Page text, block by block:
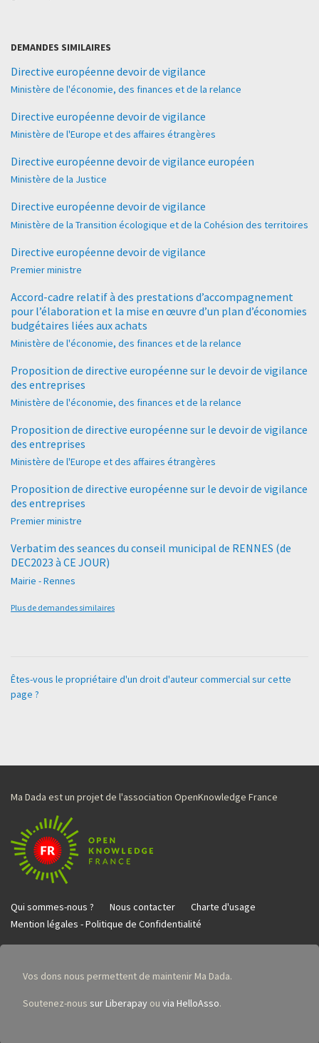
DEMANDES SIMILAIRES
Directive européenne devoir de vigilance
Ministère de l'économie, des finances et de la relance
Directive européenne devoir de vigilance
Ministère de l'Europe et des affaires étrangères
Directive européenne devoir de vigilance européen
Ministère de la Justice
Directive européenne devoir de vigilance
Ministère de la Transition écologique et de la Cohésion des territoires
Directive européenne devoir de vigilance
Premier ministre
Accord-cadre relatif à des prestations d’accompagnement
pour l’élaboration et la mise en œuvre d’un plan d’économies
budgétaires liées aux achats
Ministère de l'économie, des finances et de la relance
Proposition de directive européenne sur le devoir de vigilance
des entreprises
Ministère de l'économie, des finances et de la relance
Proposition de directive européenne sur le devoir de vigilance
des entreprises
Ministère de l'Europe et des affaires étrangères
Proposition de directive européenne sur le devoir de vigilance
des entreprises
Premier ministre
Verbatim des seances du conseil municipal de RENNES (de
DEC2023 à CE JOUR)
Mairie - Rennes
Plus de demandes similaires
Êtes-vous le propriétaire d'un droit d'auteur commercial sur cette
page ?
Ma Dada est un projet de l'association OpenKnowledge France
Qui sommes-nous ? Nous contacter
Charte d'usage
Mention légales - Politique de Confidentialité
Vos dons nous permettent de maintenir Ma Dada.
Soutenez-nous sur Liberapay ou via HelloAsso.